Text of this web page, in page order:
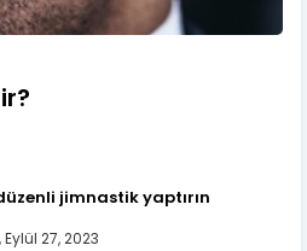
jimnastik yaptırın
27, 2023